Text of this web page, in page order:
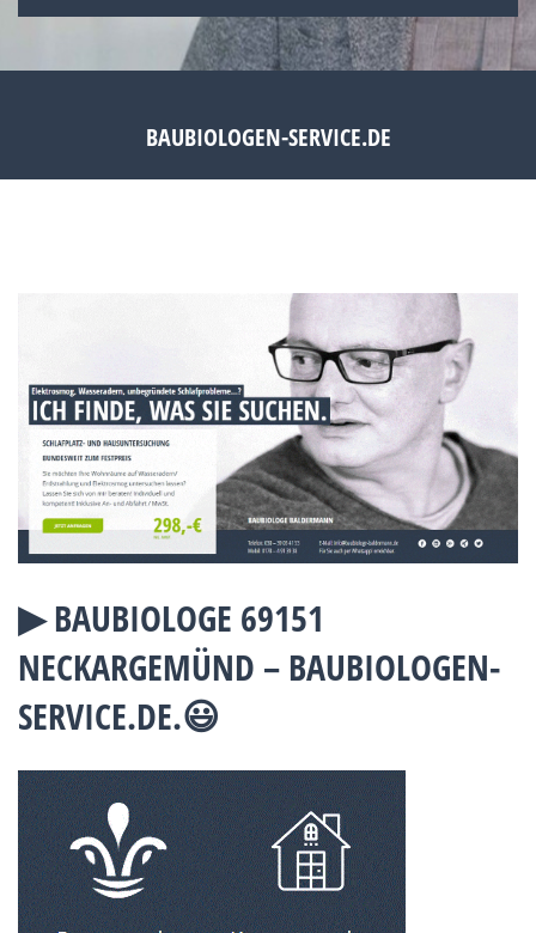
BAUBIOLOGEN-SERVICE.DE
▶︎ BAUBIOLOGE 69151
NECKARGEMÜND – BAUBIOLOGEN-
SERVICE.DE.😃